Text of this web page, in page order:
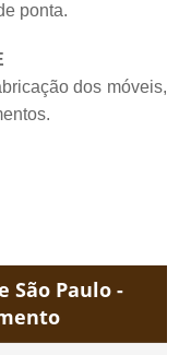
ponta.
dos móveis,
São Paulo -